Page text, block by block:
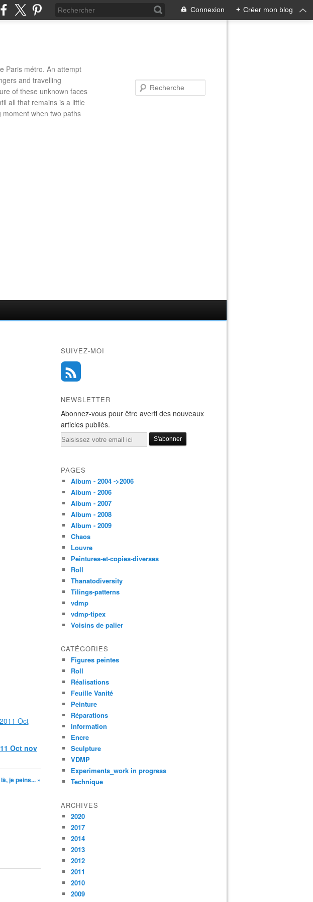
Connexion + Créer mon blog
Paris métro. An attempt
and travelling
of these unknown faces
all that remains is a little
when two paths
Oct nov
je peins... »
SUIVEZ-MOI
NEWSLETTER
Abonnez-vous pour être averti des nouveaux
articles publiés.
Email
PAGES
Album - 2004 ->2006
Album - 2006
Album - 2007
Album - 2008
Album - 2009
Chaos
Louvre
Peintures-et-copies-diverses
Roll
Thanatodiversity
Tilings-patterns
vdmp
vdmp-tipex
Voisins de palier
CATÉGORIES
Figures peintes
Roll
Réalisations
Feuille Vanité
Peinture
Réparations
Information
Encre
Sculpture
VDMP
Experiments_work in progress
Technique
ARCHIVES
2020
2017
2014
2013
2012
2011
2010
2009